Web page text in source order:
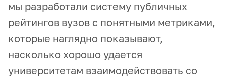
мы разработали систему публичных
рейтингов вузов с понятными метриками,
которые наглядно показывают,
насколько хорошо удается
университетам взаимодействовать со